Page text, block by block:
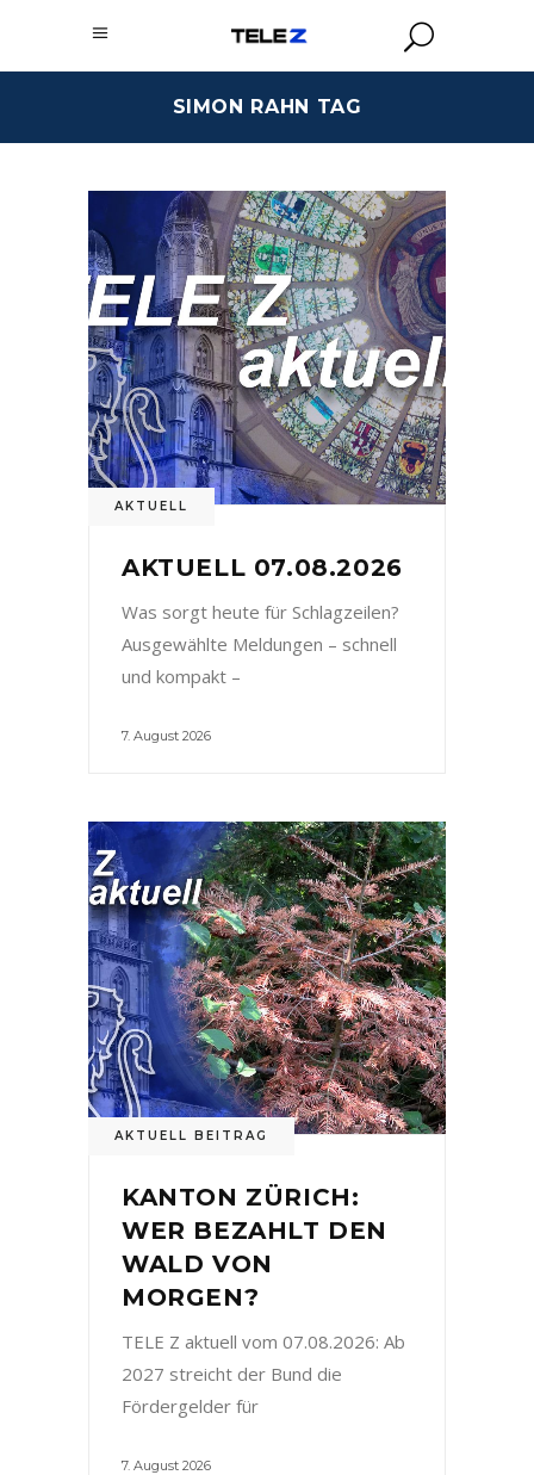
SIMON RAHN TAG
AKTUELL
AKTUELL 07.08.2026
Was sorgt heute für Schlagzeilen?
Ausgewählte Meldungen – schnell
und kompakt –
7. August 2026
AKTUELL BEITRAG
KANTON ZÜRICH:
WER BEZAHLT DEN
WALD VON
MORGEN?
TELE Z aktuell vom 07.08.2026: Ab
2027 streicht der Bund die
Fördergelder für
7. August 2026